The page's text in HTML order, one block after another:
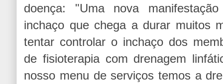
doença: "Uma nova
inchaço que chega a durar muitos
tentar controlar o inchaço dos
de fisioterapia com drenagem
nosso menu de serviços temos a